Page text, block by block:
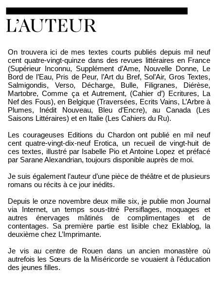
On trouvera ici de mes textes courts publiés depuis mil neuf
cent quatre-vingt-quinze dans des revues littéraires en France
(Supérieur Inconnu, Supplément d’Ame, Nouvelle Donne, Le
Bord de l’Eau, Pris de Peur, l’Art du Bref, Sol’Air, Gros Textes,
Salmigondis, Verso, Décharge, Bulle, Filigranes, Diérèse,
Martobre, Comme ça et Autrement, (Cahier d’) Ecritures, La
Nef des Fous), en Belgique (Traversées, Ecrits Vains, L’Arbre à
Plumes, Inédit Nouveau, Bleu d’Encre), au Canada (Les
Saisons Littéraires) et en Italie (Les Cahiers du Ru).
Les courageuses Editions du Chardon ont publié en mil neuf
cent quatre-vingt-dix-neuf Erotica, un recueil de vingt-huit de
ces textes, illustré par Isabelle Pio et Antoine Lopez et préfacé
par Sarane Alexandrian, toujours disponible auprès de moi.
Je suis également l’auteur d’une pièce de théâtre et de plusieurs
romans ou récits à ce jour inédits.
Depuis le onze novembre deux mille six, je publie mon Journal
via Internet, un temps sous-titré Persiflages, moquages et
autres énervages mâtinés de complimentages et de
contentages. Sa première partie est lisible chez Eklablog, la
deuxième chez L’Imprimante.
Je vis au centre de Rouen dans un ancien monastère où
autrefois les Sœurs de la Miséricorde se vouaient à l’éducation
des jeunes filles.